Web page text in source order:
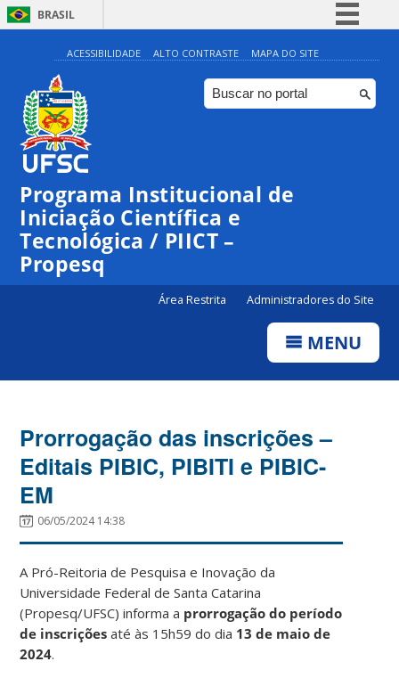
BRASIL
Simplifique!
Comunica BR
Participe
Canais
ACESSIBILIDADE ALTO CONTRASTE MAPA DO SITE
Programa Institucional de
Iniciação Científica e
Tecnológica / PIICT –
Propesq
Área Restrita Administradores do Site
MENU
Prorrogação das inscrições –
Editais PIBIC, PIBITI e PIBIC-
EM
06/05/2024 14:38
A Pró-Reitoria de Pesquisa e Inovação da
Universidade Federal de Santa Catarina
(Propesq/UFSC) informa a prorrogação do período
de inscrições até às 15h59 do dia 13 de maio de
2024.